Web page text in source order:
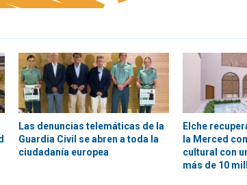
Las denuncias telemáticas de la
Guardia Civil se abren a toda la
ciudadanía europea
Elche
la Merced
cultural con
más de 10